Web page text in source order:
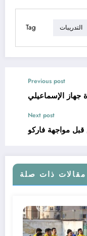
Tag التدريبات
Previous post
جهاز الإسماعيلي
Next post
مواجهة فاركو
مقالات ذات صلة